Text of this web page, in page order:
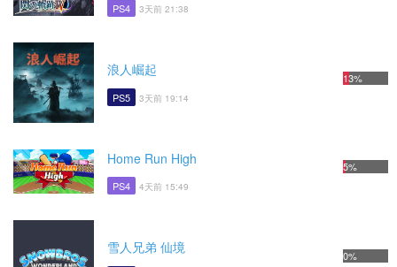
PS4 3天前 21:38
浪人崛起
PS5 3天前 19:14
13%
Home Run High
PS4 4天前 15:49
5%
雪人兄弟 仙境 0%